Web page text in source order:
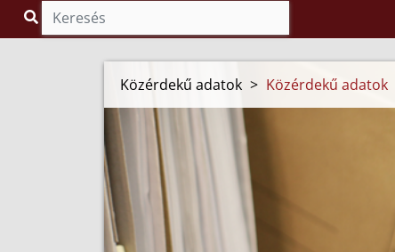
Közérdekű adatok > Közérdekű adatok